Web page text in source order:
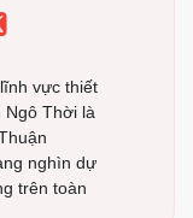
vực thiết
Ngô Thời là
nghìn dự
trên toàn